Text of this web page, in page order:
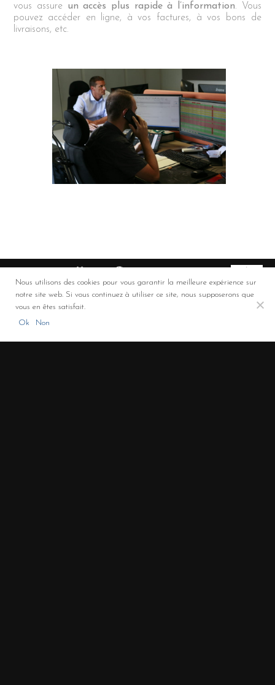
vous assure un accès plus rapide à l’information. Vous
pouvez accéder en ligne, à vos factures, à vos bons de
livraisons, etc.
Co-financement FEDER
Limousin, Nouvelle-Aquitaine)
Nous utilisons des cookies pour vous garantir la meilleure expérience sur
notre site web. Si vous continuez à utiliser ce site, nous supposerons que
vous en êtes satisfait.
Ok
Non